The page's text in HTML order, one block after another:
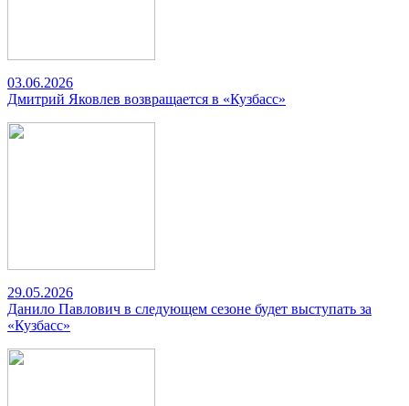
03.06.2026
Дмитрий Яковлев возвращается в «Кузбасс»
29.05.2026
Данило Павлович в следующем сезоне будет выступать за
«Кузбасс»